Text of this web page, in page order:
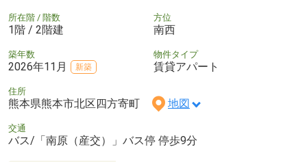
所在階 / 階数
1階 / 2階建
方位
南西
築年数
2026年11月 新築
物件タイプ
賃貸アパート
住所
熊本県熊本市北区四方寄町 地図
交通
バス/「南原（産交）」バス停 停歩9分